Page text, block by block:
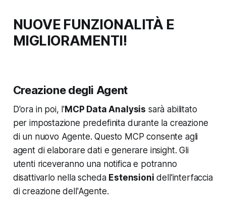
NUOVE FUNZIONALITÀ E
MIGLIORAMENTI!
Creazione degli Agent
D'ora in poi, l'MCP Data Analysis sarà abilitato
per impostazione predefinita durante la creazione
di un nuovo Agente. Questo MCP consente agli
agent di elaborare dati e generare insight. Gli
utenti riceveranno una notifica e potranno
disattivarlo nella scheda Estensioni dell'interfaccia
di creazione dell'Agente.